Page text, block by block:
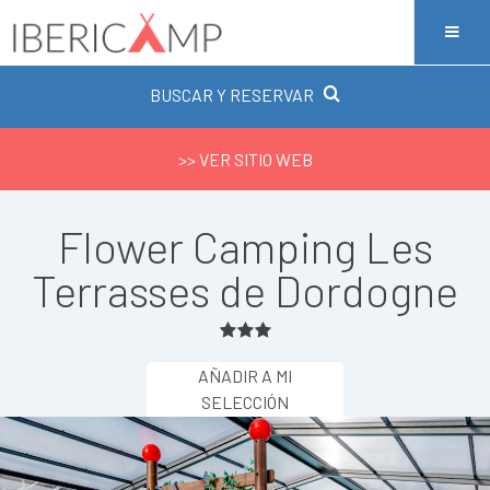
BUSCAR Y RESERVAR
>> VER SITIO WEB
Flower Camping Les
Terrasses de Dordogne
AÑADIR A MI
SELECCIÓN